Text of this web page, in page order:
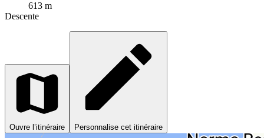
613 m
Descente
Ouvre l’itinéraire Personnalise cet itinéraire